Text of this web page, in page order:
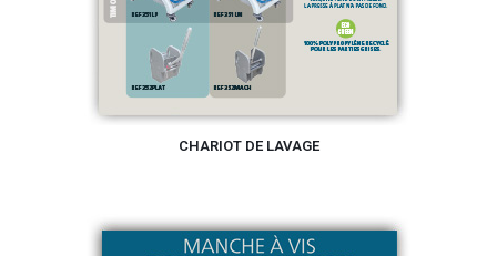
CHARIOT DE LAVAGE